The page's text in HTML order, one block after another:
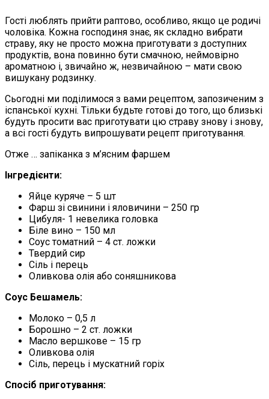
Гості люблять прийти раптово, особливо, якщо це родичі
чоловіка. Кожна господиня знає, як складно вибрати
страву, яку не просто можна приготувати з доступних
продуктів, вона повинно бути смачною, неймовірно
ароматною і, звичайно ж, незвичайною – мати свою
вишукану родзинку.
Сьогодні ми поділимося з вами рецептом, запозиченим з
іспанської кухні. Тільки будьте готові до того, що близькі
будуть просити вас приготувати цю страву знову і знову,
а всі гості будуть випрошувати рецепт приготування.
Отже … запіканка з м’ясним фаршем
Інгредієнти:
Яйце куряче – 5 шт
Фарш зі свинини і яловичини – 250 гр
Цибуля- 1 невелика головка
Біле вино – 150 мл
Соус томатний – 4 ст. ложки
Твердий сир
Сіль і перець
Оливкова олія або соняшникова
Соус Бешамель:
Молоко – 0,5 л
Борошно – 2 ст. ложки
Масло вершкове – 15 гр
Оливкова олія
Сіль, перець і мускатний горіх
Спосіб приготування: